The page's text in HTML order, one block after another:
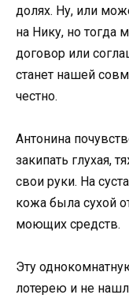
долях. Ну, или
на Нику, но тогда
договор или
станет нашей
честно.
Антонина
закипать глухая,
свои руки. На
кожа была сухой
моющих средств.
Эту
лотерею и не